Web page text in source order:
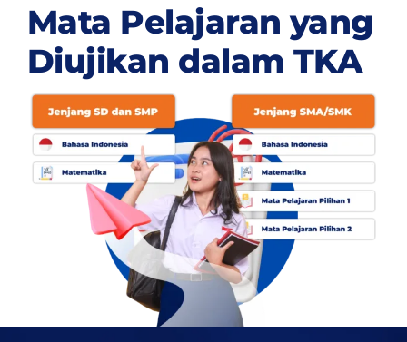
Mata Pelajaran yang
Diujikan dalam TKA